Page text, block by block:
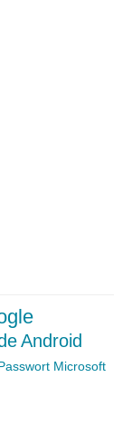
Android
Microsoft